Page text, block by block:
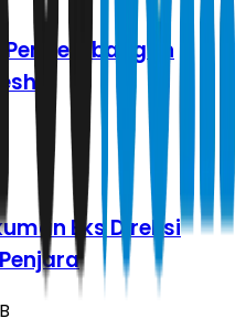
Pengembangan
Eks Direksi